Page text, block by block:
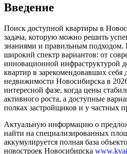
Введение
Поиск доступной квартиры в
задача, которую можно решить
знаниями и правильным подходом.
широкий спектр вариантов: от
инновационной инфраструктурой
квартир в зарекомендовавших
недвижимости Новосибирска в
интересной фазе, когда цены
активного роста, а доступные
полках застройщиков и у частных
Актуальную информацию о
найти на специализированных
аккумулируется полная база
новостроек Новосибирска